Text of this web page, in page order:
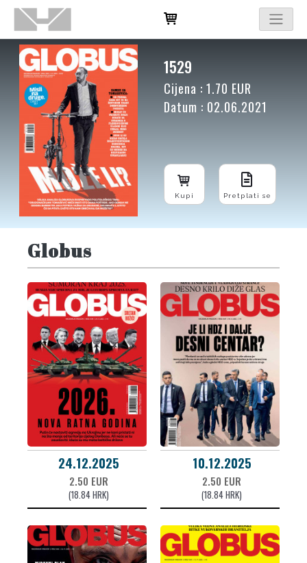
1529
Cijena : 1.70 EUR
Datum : 02.06.2021
Kupi Pretplati se
Globus
24.12.2025
2.50 EUR
(18.84 HRK)
10.12.2025
2.50 EUR
(18.84 HRK)